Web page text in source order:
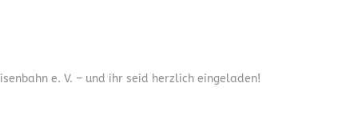
e. V. – und ihr seid herzlich eingeladen!